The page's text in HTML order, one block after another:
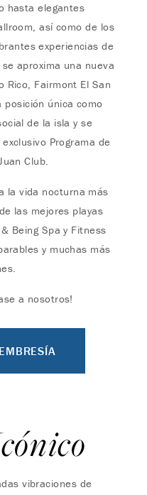
hasta elegantes
así como de los
experiencias de
aproxima una nueva
Rico, Fairmont El San
única como
de la isla y se
Programa de
Club.
la vida nocturna más
las mejores playas
Being Spa y Fitness
y muchas más
a nosotros!
vibraciones de